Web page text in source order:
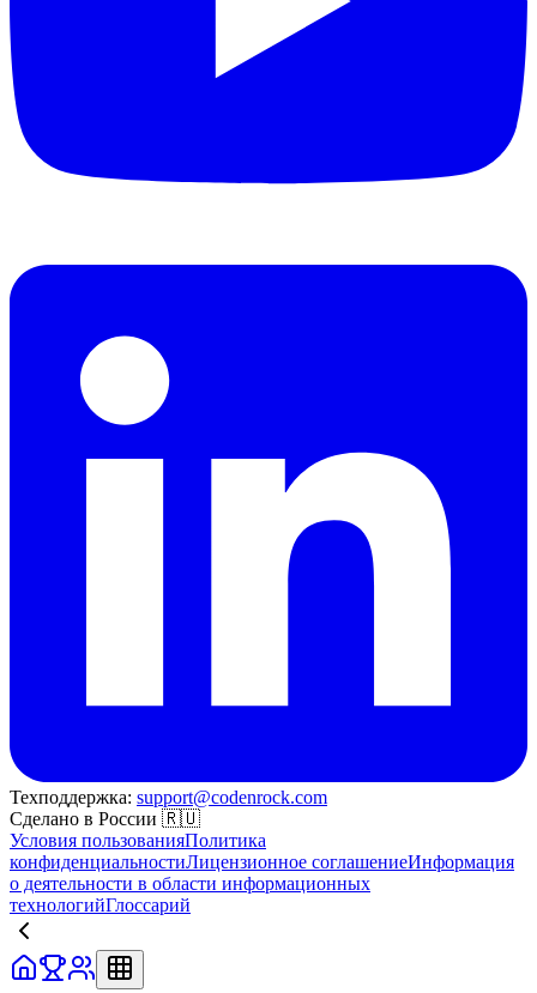
Техподдержка: support@codenrock.com
Сделано в России 🇷🇺
Условия пользованияПолитика
конфиденциальностиЛицензионное соглашениеИнформация
о деятельности в области информационных
технологийГлоссарий